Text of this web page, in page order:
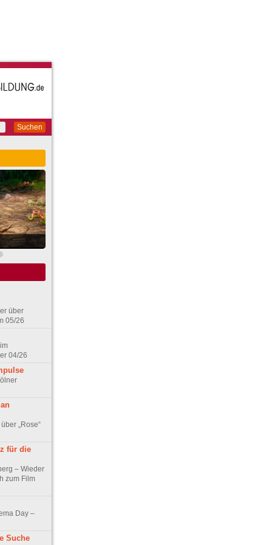
Suchen
über
05/26
04/26
„Rose“
für die
– Wieder
zum Film
Day –
Suche